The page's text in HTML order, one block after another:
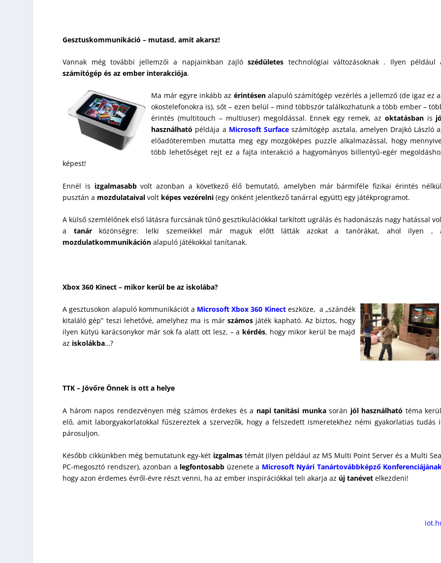
Gesztuskommunikáció – mutasd, amit akarsz!
Vannak még további jellemzői a napjainkban zajlószédületes technológiai változásoknak . Ilyen például
számítógép és az ember interakciója.
Ma már egyre inkább az érintésenalapuló számítógép vezérlés a jellemző (de igaz ez
okostelefonokra is), sőt – ezen belül – mind többször találkozhatunk a több ember –
érintés (multitouch – multiuser) megoldással. Ennek egy remek, az oktatásban is
használható példája a Microsoft Surface számítógép asztala, amelyen Drajkó László
előadóteremben mutatta meg egy mozgóképes puzzle alkalmazással, hogy
több lehetőséget rejt ez a fajta interakció a hagyományos billentyű-egér
képest!
Ennél is izgalmasabbvolt azonban a következő élő bemutató, amelyben már bármiféle fizikai érintés
pusztán a mozdulataivalvolt képes vezérelni(egy önként jelentkező tanárral együtt) egy játékprogramot.
A külső szemlélőnek első látásra furcsának tűnő gesztikulációkkal tarkított ugrálás és hadonászás nagy hatással
a tanárközönségre: lelki szemeikkel már maguk előtt látták azokat a tanórákat, ahol ilyen ,
mozdulatkommunikációnalapuló játékokkal tanítanak.
Xbox 360 Kinect – mikor kerül be az iskolába?
A gesztusokon alapuló kommunikációt a Microsoft Xbox 360 Kinecteszköze, a „szándék
kitaláló gép” teszi lehetővé, amelyhez ma is márszámos játék kapható. Az biztos, hogy
ilyen kütyü karácsonykor már sok fa alatt ott lesz, – a kérdés, hogy mikor kerül be majd
az iskolákba…?
TTK – Jövőre Önnek is ott a helye
A három napos rendezvényen még számos érdekes és a napi tanítási munkasorán jól használható téma
elő, amit laborgyakorlatokkal fűszereztek a szervezők, hogy a felszedett ismeretekhez némi gyakorlatias tudás
párosuljon.
Később cikkünkben még bemutatunk egy-két izgalmas témát (ilyen például az MS Multi Point Server és a Multi
PC-megosztó rendszer), azonban a legfontosabb üzenete a Microsoft Nyári Tanártovábbképző
hogy azon érdemes évről-évre részt venni, ha az ember inspirációkkal teli akarja az új tanévetelkezdeni!